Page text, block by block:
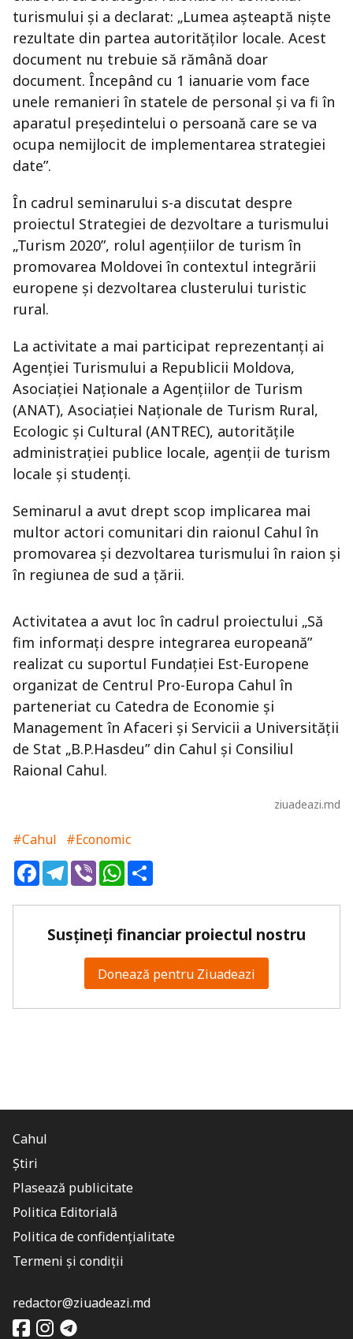
turismului şi a declarat: „Lumea aşteaptă nişte
rezultate din partea autorităţilor locale. Acest
document nu trebuie să rămână doar
document. Începând cu 1 ianuarie vom face
unele remanieri în statele de personal şi va fi în
aparatul preşedintelui o persoană care se va
ocupa nemijlocit de implementarea strategiei
date”.
În cadrul seminarului s-a discutat despre
proiectul Strategiei de dezvoltare a turismului
„Turism 2020”, rolul agenţiilor de turism în
promovarea Moldovei în contextul integrării
europene şi dezvoltarea clusterului turistic
rural.
La activitate a mai participat reprezentanţi ai
Agenţiei Turismului a Republicii Moldova,
Asociaţiei Naţionale a Agenţiilor de Turism
(ANAT), Asociaţiei Naţionale de Turism Rural,
Ecologic şi Cultural (ANTREC), autorităţile
administraţiei publice locale, agenţii de turism
locale şi studenţi.
Seminarul a avut drept scop implicarea mai
multor actori comunitari din raionul Cahul în
promovarea şi dezvoltarea turismului în raion şi
în regiunea de sud a ţării.
Activitatea a avut loc în cadrul proiectului „Să
fim informaţi despre integrarea europeană”
realizat cu suportul Fundaţiei Est-Europene
organizat de Centrul Pro-Europa Cahul în
parteneriat cu Catedra de Economie şi
Management în Afaceri şi Servicii a Universităţii
de Stat „B.P.Hasdeu” din Cahul şi Consiliul
Raional Cahul.
ziuadeazi.md
#Cahul
#Economic
FacebookTelegram
ViberWhatsApp
Susțineți financiar proiectul nostru
Donează pentru Ziuadeazi
Cahul
Știri
Plasează publicitate
Politica Editorială
Politica de confidențialitate
Termeni și condiții
redactor@ziuadeazi.md